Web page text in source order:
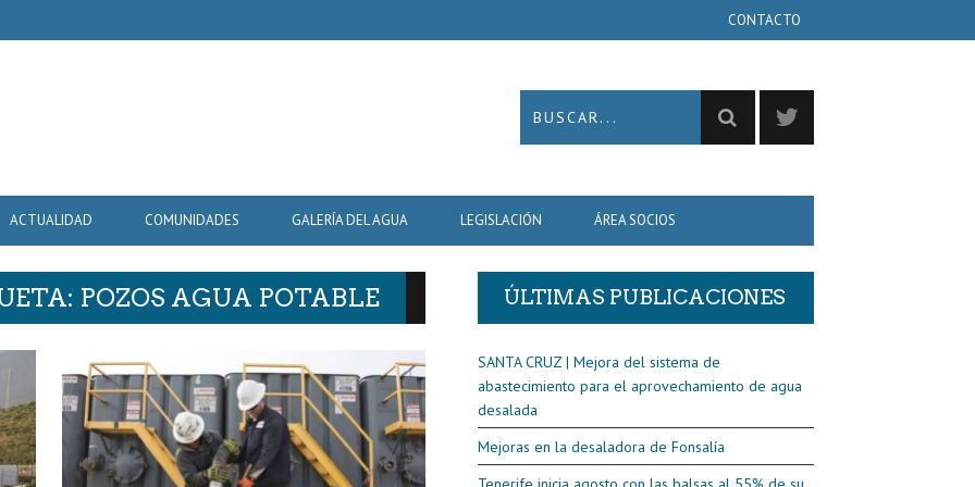
CONTACTO
ACTUALIDAD COMUNIDADES GALERÍA DEL AGUA LEGISLACIÓN ÁREA SOCIOS
POZOS AGUA POTABLE ÚLTIMAS PUBLICACIONES
SANTA CRUZ | Mejora del sistema de
abastecimiento para el aprovechamiento de agua
desalada
Mejoras en la desaladora de Fonsalía